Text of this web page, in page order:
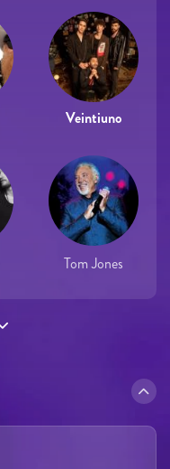
Veintiuno
Tom Jones